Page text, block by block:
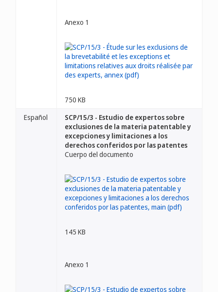
Anexo 1
750 KB
Español
SCP/15/3 - Estudio de expertos sobre
exclusiones de la materia patentable y
excepciones y limitaciones a los
derechos conferidos por las patentes
Cuerpo del documento
145 KB
Anexo 1